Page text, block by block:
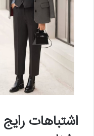
اشتباهات